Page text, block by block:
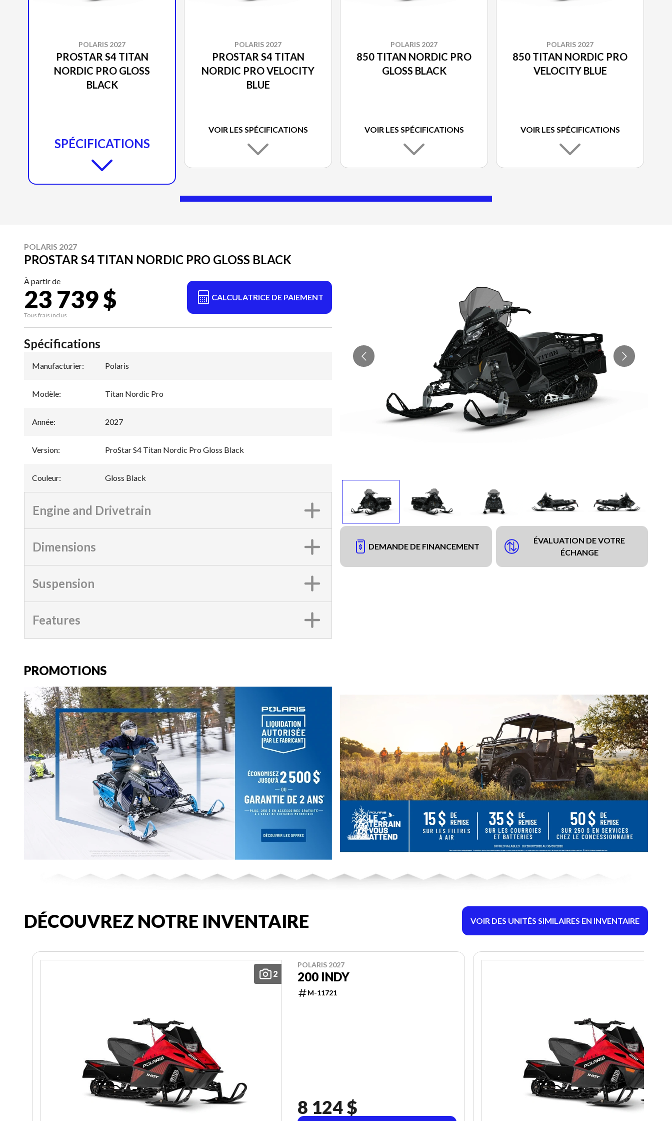
POLARIS 2027
PROSTAR S4 TITAN
NORDIC PRO GLOSS
BLACK
SPÉCIFICATIONS
POLARIS 2027
PROSTAR S4 TITAN
NORDIC PRO VELOCITY
BLUE
VOIR LES SPÉCIFICATIONS
POLARIS 2027
850 TITAN NORDIC PRO
GLOSS BLACK
VOIR LES SPÉCIFICATIONS
POLARIS 2027
850 TITAN NORDIC PRO
VELOCITY BLUE
VOIR LES SPÉCIFICATIONS
POLARIS 2027
PROSTAR S4 TITAN NORDIC PRO GLOSS BLACK
À partir de
23 739 $
Tous frais inclus
CALCULATRICE DE PAIEMENT
DEMANDE DE FINANCEMENT
ÉVALUATION DE VOTRE
ÉCHANGE
Spécifications
Manufacturier: Polaris
Modèle: Titan Nordic Pro
Année: 2027
Version: ProStar S4 Titan Nordic Pro Gloss Black
Couleur: Gloss Black
Engine and Drivetrain
Dimensions
Suspension
Features
PROMOTIONS
DÉCOUVREZ NOTRE INVENTAIRE VOIR DES UNITÉS SIMILAIRES EN INVENTAIRE
2
POLARIS 2027
200 INDY
M-11721
8 124 $